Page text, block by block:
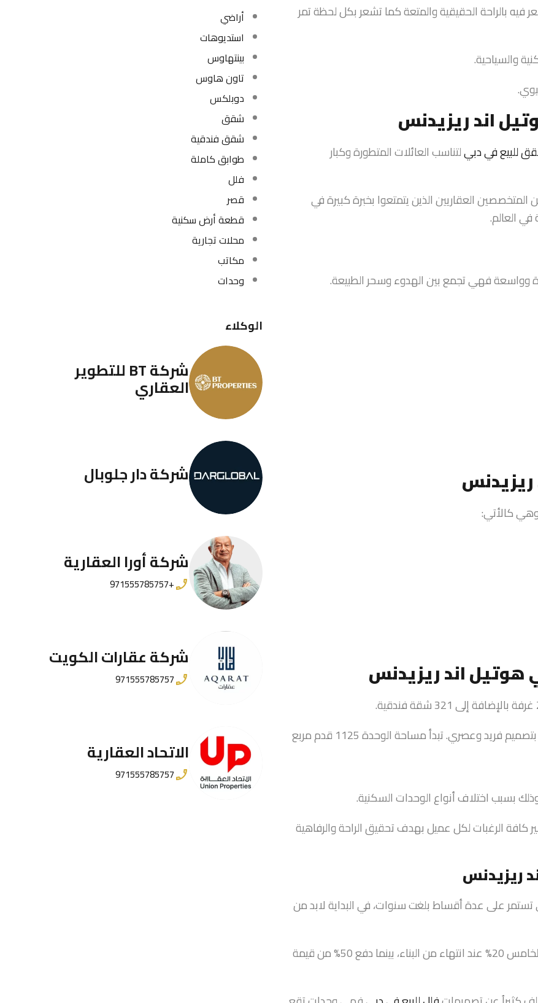
فيه بالراحة الحقيقية والمتعة كما تشعر بكل لحظة تمر
والسياحية.
اند ريزيدنس
للبيع في دبيلتناسب العائلات المتطورة وكبار
العقاريين الذين يتمتعوا بخبرة كبيرة في
العالم.
فهي تجمع بين الهدوء وسحر الطبيعة.
كالأتي:
اند ريزيدنس
بسبب اختلاف أنواع الوحدات السكنية.
الرغبات لكل عميل بهدف تحقيق الراحة والرفاهية
ريزيدنس
على عدة أقساط بلغت سنوات، في البداية لابد من
أول 4 أقساط يتم دفع نسبة 5% من قيمة الوحدة بينما القسط الخامس 20% عند انتهاء من البناء، بينما دفع 50% من قيمة
أراضي
استديوهات
بينتهاوس
تاون هاوس
دوبلكس
شقق
شقق فندقية
طوابق كاملة
فلل
قصر
قطعة أرض سكنية
محلات تجارية
مكاتب
وحدات
الوكلاء
شركة BT للتطوير
العقاري
شركة دار جلوبال
شركة أورا العقارية
+971555785757
شركة عقارات الكويت
971555785757
الاتحاد العقارية
971555785757